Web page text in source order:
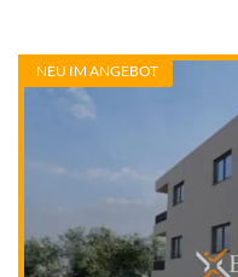
NEU IM ANGEBOT